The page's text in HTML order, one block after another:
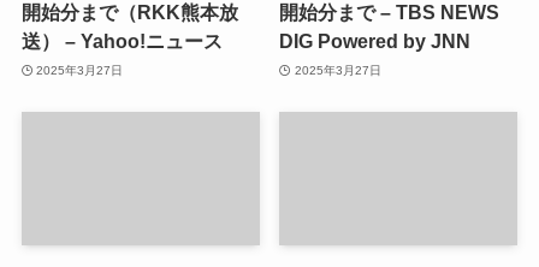
開始分まで（RKK熊本放
送） – Yahoo!ニュース
2025年3月27日
開始分まで – TBS NEWS
DIG Powered by JNN
2025年3月27日